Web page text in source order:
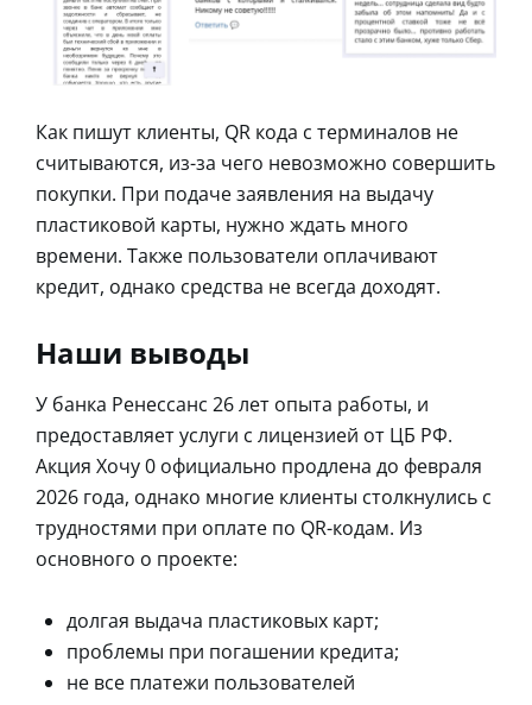
Как пишут клиенты, QR кода с терминалов не
считываются, из-за чего невозможно совершить
покупки. При подаче заявления на выдачу
пластиковой карты, нужно ждать много
времени. Также пользователи оплачивают
кредит, однако средства не всегда доходят.
Наши выводы
У банка Ренессанс 26 лет опыта работы, и
предоставляет услуги с лицензией от ЦБ РФ.
Акция Хочу 0 официально продлена до февраля
2026 года, однако многие клиенты столкнулись с
трудностями при оплате по QR-кодам. Из
основного о проекте:
долгая выдача пластиковых карт;
проблемы при погашении кредита;
не все платежи пользователей